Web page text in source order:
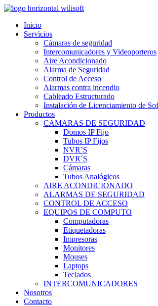
Inicio
Servicios
Cámaras de seguridad
Intercomunicadores y Videoporteros
Aire Acondicionado
Alarma de Seguridad
Control de Acceso
Alarmas contra incendio
Cableado Estructurado
Instalación de Licenciamiento de
Productos
CAMARAS DE SEGURIDAD
Domos IP Fijo
Tubos IP Fijos
NVR’S
DVR´S
Cámaras
Tubos Analógicos
AIRE ACONDICIONADO
ALARMAS DE SEGURIDAD
CONTROL DE ACCESO
EQUIPOS DE COMPUTO
Computadoras
Etiquetadoras
Impresoras
Monitores
Mouses
Laptops
Teclados
INTERCOMUNICADORES
Nosotros
Contacto